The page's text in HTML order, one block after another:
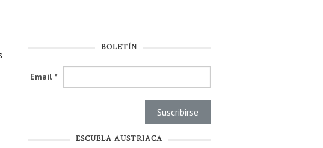
BOLETÍN
Email *
ESCUELA AUSTRIACA